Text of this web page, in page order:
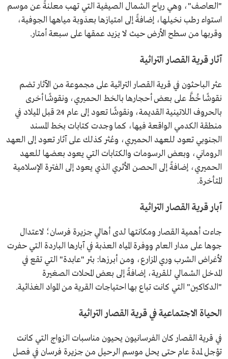
"العاصف"، وهي رياح الشمال الصيفية التي تهب معلنةً عن موسم
استواء رطب نخيلها، إضافةً إلى امتيازها بعذوبة مياهها الجوفية،
وقربها من سطح الأرض حيث لا يزيد عمقها على سبعة أمتار.
آثار قرية القصار التراثية
عثر الباحثون في قرية القصار التراثية على مجموعة من الآثار تضم
نقوشًا خُطَّ على بعض أحجارها بالخط الحميري، ونقوشًا أخرى
بالحروف اللاتينية القديمة، ونقوشًا تعود إلى عام 24 قبل الميلاد في
منطقة الكدمي الواقعة فيها، كما وجدت كتابات بخط المسند
الجنوبي تعود للعهد الحميري، وعُثر كذلك على آثار تعود إلى العهد
الروماني، وبعض الرسومات والكتابات التي يعود بعضها للعهد
الحميري، إضافةً إلى الحصن الأثري الذي يعود إلى الفترة الإسلامية
المتأخرة.
آبار قرية القصار التراثية
جاءت أهمية القصار ومكانتها لدى أهالي جزيرة فرسان؛ لاعتدال
جوها على مدار العام ووفرة المياه العذبة في آبارها الباردة التي حفرت
لأغراض الشرب وري المزارع، ومن أبرزها: بئر "عابدة" التي تقع في
المدخل الشمالي للقرية، إضافةً إلى بعض المحلات الصغيرة
"الدكاكين" التي كانت تباع بها احتياجات القرية من المواد الغذائية.
الحياة الاجتماعية في قرية القصار التراثية
في قرية القصار كان الفرسانيون يحيون مناسبات الزواج التي كانت
تؤجل لمدة عام حتى يحل موسم الرحيل من جزيرة فرسان في فصل